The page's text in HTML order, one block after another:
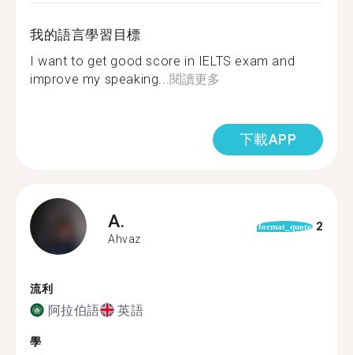
我的語言學習目標
I want to get good score in IELTS exam and
improve my speaking...閱讀更多
下載APP
A.
Ahvaz
format_quote 2
流利
阿拉伯語 英語
學